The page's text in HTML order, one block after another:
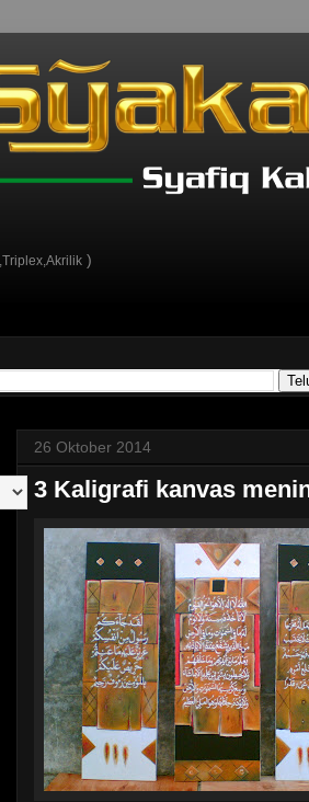
)
26 Oktober 2014
3 Kaligrafi kanvas